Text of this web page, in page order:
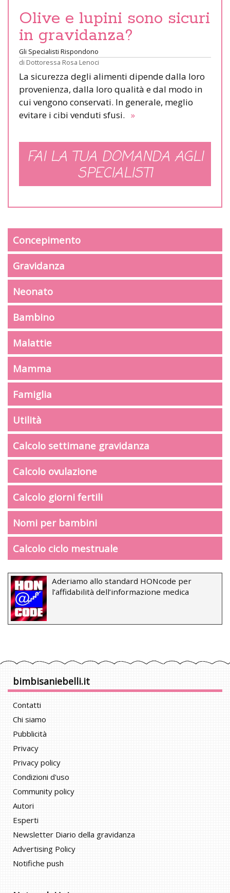
Olive e lupini sono sicuri
in gravidanza?
Gli Specialisti Rispondono
di Dottoressa Rosa Lenoci
La sicurezza degli alimenti dipende dalla loro
provenienza, dalla loro qualità e dal modo in
cui vengono conservati. In generale, meglio
evitare i cibi venduti sfusi. »
FAI LA TUA DOMANDA AGLI
SPECIALISTI
Concepimento
Gravidanza
Neonato
Bambino
Malattie
Mamma
Famiglia
Utilità
Calcolo settimane gravidanza
Calcolo ovulazione
Calcolo giorni fertili
Nomi per bambini
Calcolo ciclo mestruale
Aderiamo allo standard HONcode per
l’affidabilità dell’informazione medica
bimbisaniebelli.it
Contatti
Chi siamo
Pubblicità
Privacy
Privacy policy
Condizioni d'uso
Community policy
Autori
Esperti
Newsletter Diario della gravidanza
Advertising Policy
Notifiche push